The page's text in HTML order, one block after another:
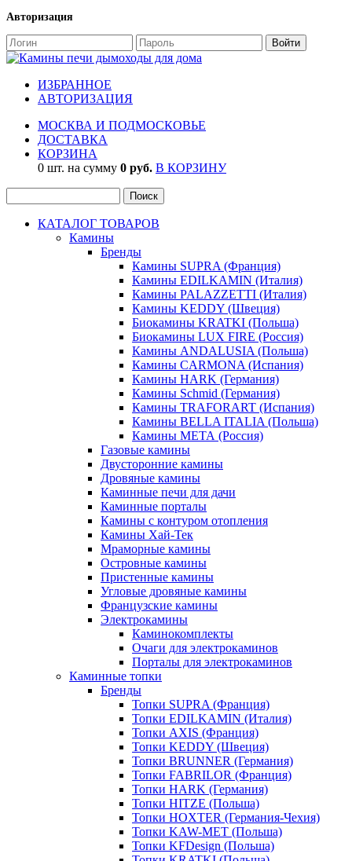
Авторизация
ИЗБРАННОЕ
АВТОРИЗАЦИЯ
МОСКВА И ПОДМОСКОВЬЕ
ДОСТАВКА
КОРЗИНА
0 шт. на сумму 0 руб. В КОРЗИНУ
КАТАЛОГ ТОВАРОВ
Камины
Бренды
Камины SUPRA (Франция)
Камины EDILKAMIN (Италия)
Камины PALAZZETTI (Италия)
Камины KEDDY (Швеция)
Биокамины KRATKI (Польша)
Биокамины LUX FIRE (Россия)
Камины ANDALUSIA (Польша)
Камины CARMONA (Испания)
Камины HARK (Германия)
Камины Schmid (Германия)
Камины TRAFORART (Испания)
Камины BELLA ITALIA (Польша)
Камины МЕТА (Россия)
Газовые камины
Двусторонние камины
Дровяные камины
Каминные печи для дачи
Каминные порталы
Камины с контуром отопления
Камины Хай-Тек
Мраморные камины
Островные камины
Пристенные камины
Угловые дровяные камины
Французские камины
Электрокамины
Каминокомплекты
Очаги для электрокаминов
Порталы для электрокаминов
Каминные топки
Бренды
Топки SUPRA (Франция)
Топки EDILKAMIN (Италия)
Топки AXIS (Франция)
Топки KEDDY (Швеция)
Топки BRUNNER (Германия)
Топки FABRILOR (Франция)
Топки HARK (Германия)
Топки HITZE (Польша)
Топки HOXTER (Германия-Чехия)
Топки KAW-MET (Польша)
Топки KFDesign (Польша)